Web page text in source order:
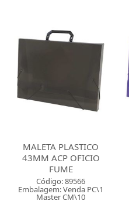
MALETA PLASTICO
43MM ACP OFICIO
FUME
Código: 89566
Embalagem: Venda PC\1
Master CM\10